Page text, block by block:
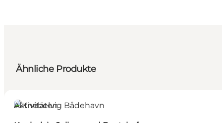
Ähnliche Produkte
Aktivitäten